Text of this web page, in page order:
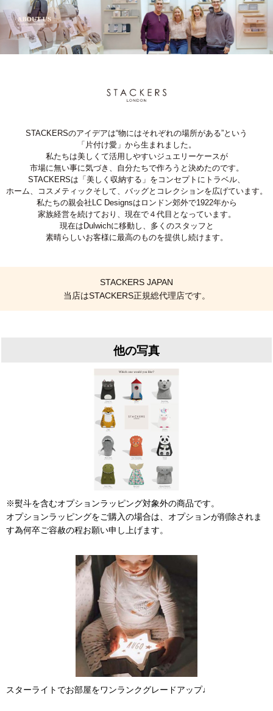
STACKERSのアイデアは“物にはそれぞれの場所がある”という
「片付け愛」から生まれました。
私たちは美しくて活用しやすいジュエリーケースが
市場に無い事に気づき、自分たちで作ろうと決めたのです。
STACKERSは「美しく収納する」をコンセプトにトラベル、
ホーム、コスメティックそして、バッグとコレクションを広げています。
私たちの親会社LC Designsはロンドン郊外で1922年から
家族経営を続けており、現在で４代目となっています。
現在はDulwichに移動し、多くのスタッフと
素晴らしいお客様に最高のものを提供し続けます。
STACKERS JAPAN
当店はSTACKERS正規総代理店です。
他の写真
※熨斗を含むオプションラッピング対象外の商品です。
オプションラッピングをご購入の場合は、オプションが削除されま
す為何卒ご容赦の程お願い申し上げます。
スターライトでお部屋をワンランクグレードアップ♩